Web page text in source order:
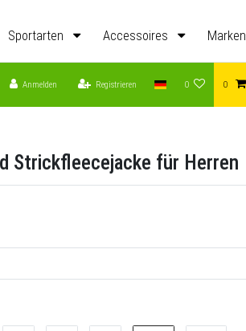
Sportarten Accessoires Marken
Anmelden Registrieren 0 0
Strickfleecejacke für Herren